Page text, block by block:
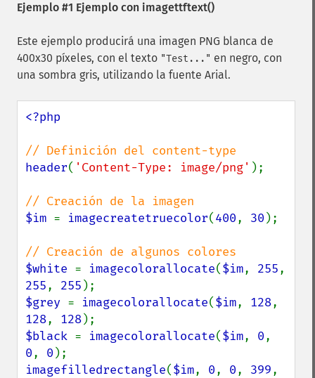
Ejemplo #1 Ejemplo con imagettftext()
Este ejemplo producirá una imagen PNG blanca de
400x30 píxeles, con el texto "Test..." en negro, con
una sombra gris, utilizando la fuente Arial.
<?php
header( 'Content-Type: image/png' );
$im = imagecreatetruecolor(400, 30 );
$white = imagecolorallocate($im, 255
255, 255
$grey = imagecolorallocate($im, 128
128, 128
$black = imagecolorallocate($im, 0
0, 0
imagefilledrectangle($im, 0, 0, 399